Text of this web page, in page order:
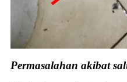
Permasalahan akibat